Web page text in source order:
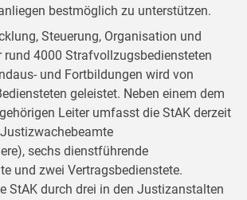
bestmöglich zu unterstützen.
Steuerung, Organisation und
4000 Strafvollzugsbediensteten
und Fortbildungen wird von
geleistet. Neben einem dem
Leiter umfasst die StAK derzeit
sechs dienstführende
und zwei Vertragsbedienstete.
StAK durch drei in den Justizanstalten